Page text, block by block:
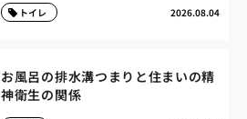
2026.08.04
トイレ
お風呂の排水溝つまりと住まいの精
神衛生の関係